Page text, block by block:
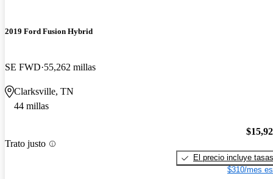
2019 Ford Fusion Hybrid
SE FWD 55,262 millas
Clarksville, TN
44 millas
Trato justo
El precio incluye tasas
$310/mes